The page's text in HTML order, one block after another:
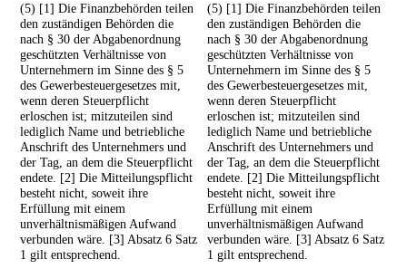
(5) [1] Die Finanzbehörden teilen
den zuständigen Behörden die
nach § 30 der Abgabenordnung
geschützten Verhältnisse von
Unternehmern im Sinne des § 5
des Gewerbesteuergesetzes mit,
wenn deren Steuerpflicht
erloschen ist; mitzuteilen sind
lediglich Name und betriebliche
Anschrift des Unternehmers und
der Tag, an dem die Steuerpflicht
endete. [2] Die Mitteilungspflicht
besteht nicht, soweit ihre
Erfüllung mit einem
unverhältnismäßigen Aufwand
verbunden wäre. [3] Absatz 6 Satz
1 gilt entsprechend.
(5) [1] Die Finanzbehörden teilen
den zuständigen Behörden die
nach § 30 der Abgabenordnung
geschützten Verhältnisse von
Unternehmern im Sinne des § 5
des Gewerbesteuergesetzes mit,
wenn deren Steuerpflicht
erloschen ist; mitzuteilen sind
lediglich Name und betriebliche
Anschrift des Unternehmers und
der Tag, an dem die Steuerpflicht
endete. [2] Die Mitteilungspflicht
besteht nicht, soweit ihre
Erfüllung mit einem
unverhältnismäßigen Aufwand
verbunden wäre. [3] Absatz 6 Satz
1 gilt entsprechend.